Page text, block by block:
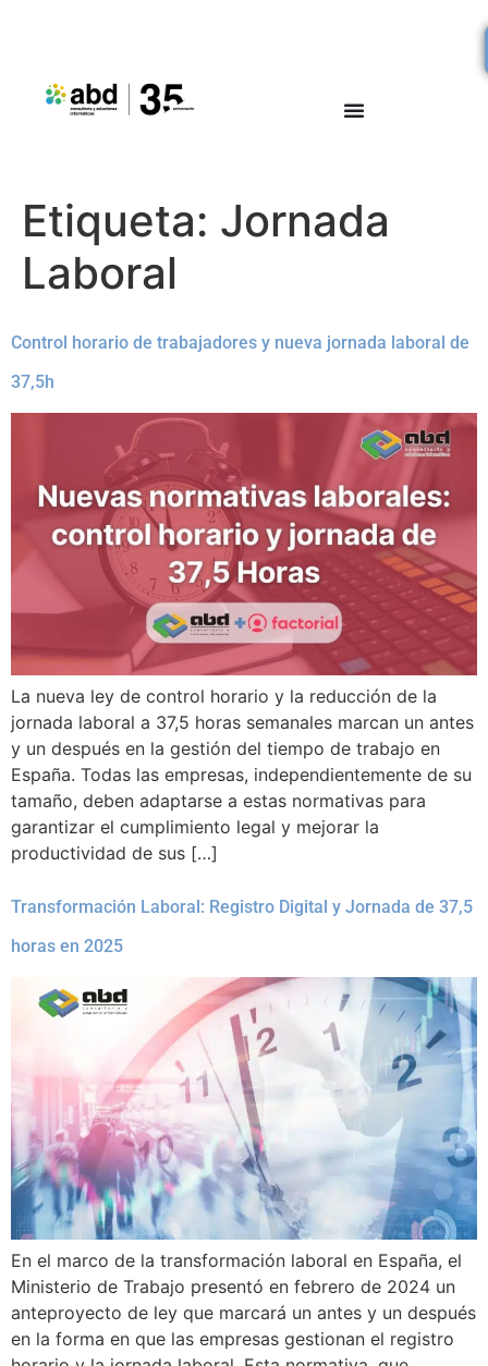
Etiqueta: Jornada
Laboral
Control horario de trabajadores y nueva jornada laboral de
37,5h
La nueva ley de control horario y la reducción de la
jornada laboral a 37,5 horas semanales marcan un antes
y un después en la gestión del tiempo de trabajo en
España. Todas las empresas, independientemente de su
tamaño, deben adaptarse a estas normativas para
garantizar el cumplimiento legal y mejorar la
productividad de sus […]
Transformación Laboral: Registro Digital y Jornada de 37,5
horas en 2025
En el marco de la transformación laboral en España, el
Ministerio de Trabajo presentó en febrero de 2024 un
anteproyecto de ley que marcará un antes y un después
en la forma en que las empresas gestionan el registro